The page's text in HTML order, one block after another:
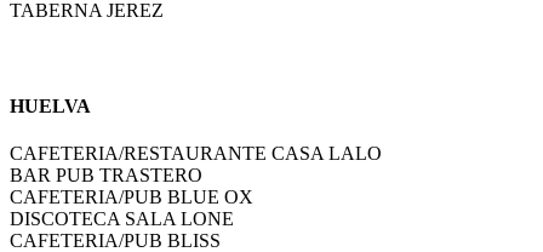
TABERNA JEREZ
HUELVA
CAFETERIA/RESTAURANTE CASA LALO
BAR PUB TRASTERO
CAFETERIA/PUB BLUE OX
DISCOTECA SALA LONE
CAFETERIA/PUB BLISS